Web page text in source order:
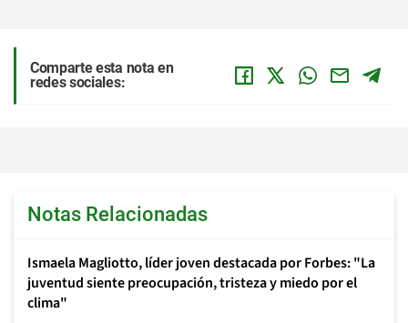
Comparte esta nota en
redes sociales:
Notas Relacionadas
Ismaela Magliotto, líder joven destacada por Forbes: "La
juventud siente preocupación, tristeza y miedo por el
clima"